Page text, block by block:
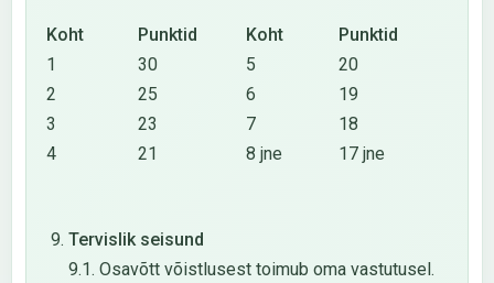
Koht Punktid Koht
Punktid
1
30 5
20
2
25 6
19
3
23 7
18
4
21 8 jne 17 jne
Tervislik seisund
9.1. Osavõtt võistlusest toimub oma vastutusel.